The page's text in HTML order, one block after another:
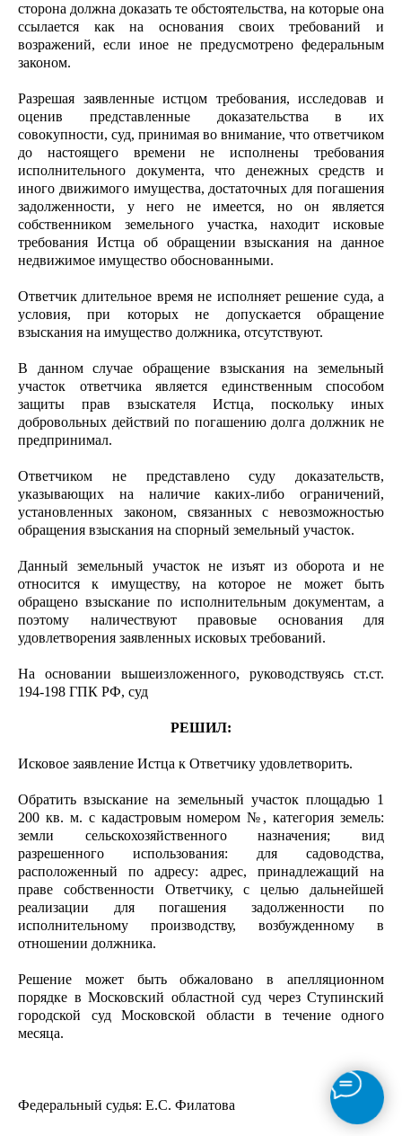
сторона должна доказать те обстоятельства, на которые она
ссылается как на основания своих требований и
возражений, если иное не предусмотрено федеральным
законом.
Разрешая заявленные истцом требования, исследовав и
оценив представленные доказательства в их
совокупности, суд, принимая во внимание, что ответчиком
до настоящего времени не исполнены требования
исполнительного документа, что денежных средств и
иного движимого имущества, достаточных для погашения
задолженности, у него не имеется, но он является
собственником земельного участка, находит исковые
требования Истца об обращении взыскания на данное
недвижимое имущество обоснованными.
Ответчик длительное время не исполняет решение суда, а
условия, при которых не допускается обращение
взыскания на имущество должника, отсутствуют.
В данном случае обращение взыскания на земельный
участок ответчика является единственным способом
защиты прав взыскателя Истца, поскольку иных
добровольных действий по погашению долга должник не
предпринимал.
Ответчиком не представлено суду доказательств,
указывающих на наличие каких-либо ограничений,
установленных законом, связанных с невозможностью
обращения взыскания на спорный земельный участок.
Данный земельный участок не изъят из оборота и не
относится к имуществу, на которое не может быть
обращено взыскание по исполнительным документам, а
поэтому наличествуют правовые основания для
удовлетворения заявленных исковых требований.
На основании вышеизложенного, руководствуясь ст.ст.
194-198 ГПК РФ, суд
РЕШИЛ:
Исковое заявление Истца к Ответчику удовлетворить.
Обратить взыскание на земельный участок площадью 1
200 кв. м. с кадастровым номером №, категория земель:
земли сельскохозяйственного назначения; вид
разрешенного использования: для садоводства,
расположенный по адресу: адрес, принадлежащий на
праве собственности Ответчику, с целью дальнейшей
реализации для погашения задолженности по
исполнительному производству, возбужденному в
отношении должника.
Решение может быть обжаловано в апелляционном
порядке в Московский областной суд через Ступинский
городской суд Московской области в течение одного
месяца.
Федеральный судья: Е.С. Филатова